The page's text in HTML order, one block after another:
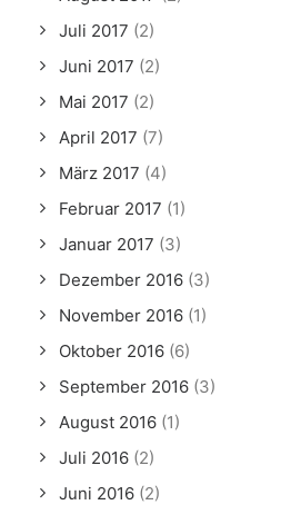
Juli 2017 (2)
Juni 2017 (2)
Mai 2017 (2)
April 2017 (7)
März 2017 (4)
Februar 2017 (1)
Januar 2017 (3)
Dezember 2016 (3)
November 2016 (1)
Oktober 2016 (6)
September 2016 (3)
August 2016 (1)
Juli 2016 (2)
Juni 2016 (2)